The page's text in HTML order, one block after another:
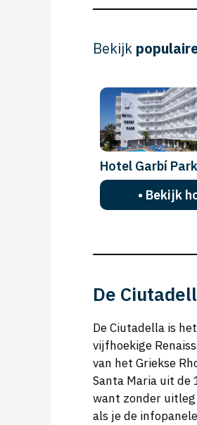
Bekijk
Hotel Garbí Park
• Bekijk
De
De Ciutadella is
vijfhoekige
van het Griekse
Santa Maria uit de
want zonder uitleg
als je de